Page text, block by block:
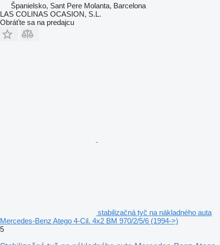
Španielsko, Sant Pere Molanta, Barcelona
LAS COLINAS OCASION, S.L.
Obráťte sa na predajcu
stabilizačná tyč na nákladného auta
Mercedes-Benz Atego 4-Cil. 4x2 BM 970/2/5/6 (1994->)
5